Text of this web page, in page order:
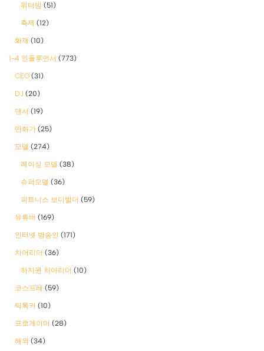
워터밤 (51)
축제 (12)
화제 (10)
1-4 인플루언서 (773)
CEO (31)
DJ (20)
댄서 (19)
만화가 (25)
모델 (274)
레이싱 모델 (38)
슈퍼모델 (36)
피트니스 보디빌더 (59)
유튜버 (169)
인터넷 방송인 (171)
치어리더 (36)
하지원 치어리더 (10)
코스프레 (59)
틱톡커 (10)
프로게이머 (28)
해외 (34)